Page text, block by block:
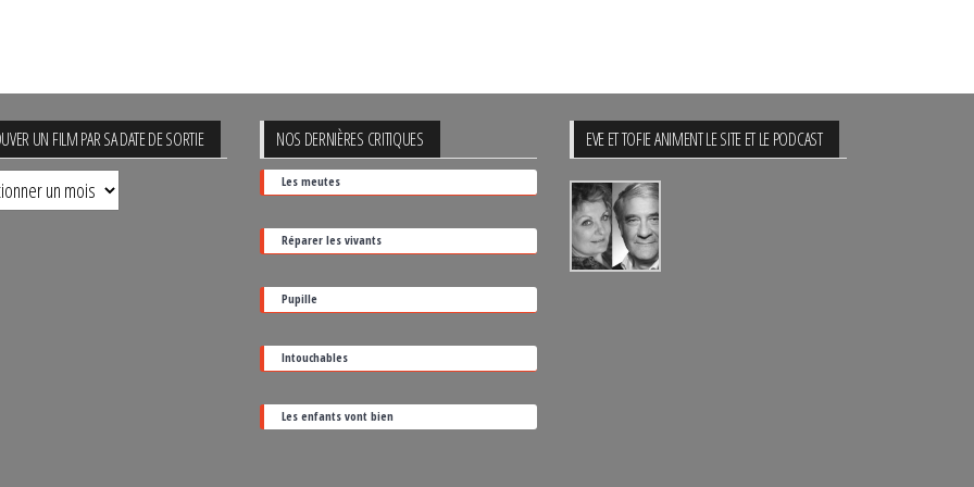
UN FILM PAR SA DATE DE SORTIE NOS DERNIÈRES CRITIQUES
Les meutes
Réparer les vivants
Pupille
Intouchables
Les enfants vont bien
EVE ET TOFIE ANIMENT LE SITE ET LE PODCAST